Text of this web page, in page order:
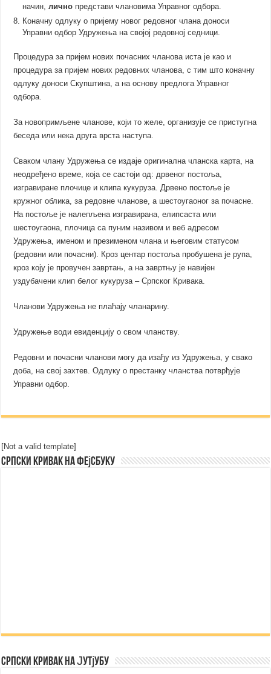
начин,лично представи члановима Управног одбора.
Коначну одлуку о пријему новог редовног члана доноси
Управни одбор Удружења на својој редовној седници.
Процедура за пријем нових почасних чланова иста је као и
процедура за пријем нових редовних чланова, с тим што коначну
одлуку доноси Скупштина, а на основу предлога Управног
одбора.
За новопримљене чланове, који то желе, организује сe приступна
беседа или нека друга врста наступа.
Сваком члану Удружења се издаје оригинална чланска карта, на
неодређено време, која се састоји од: дрвеног постоља,
изгравиране плочице и клипа кукуруза. Дрвено постоље је
кружног облика, за редовне чланове, а шестоугаоног за почасне.
На постоље је налепљена изгравирана, елипсаста или
шестоугаона, плочица са пуним називом и веб адресом
Удружења, именом и презименом члана и његовим статусом
(редовни или почасни). Кроз центар постоља пробушена је рупа,
кроз коју је провучен завртањ, а на завртњу је навијен
уздубачени клип белог кукуруза – Српског Кривака.
Чланови Удружења не плаћају чланарину.
Удружење води евиденцију о свом чланству.
Редовни и почасни чланови могу да изађу из Удружења, у свако
доба, на свој захтев. Одлуку о престанку чланства потврђује
Управни одбор.
[Not a valid template]
Српски Кривак на Фејсбуку
Српски Кривак на Јутјубу